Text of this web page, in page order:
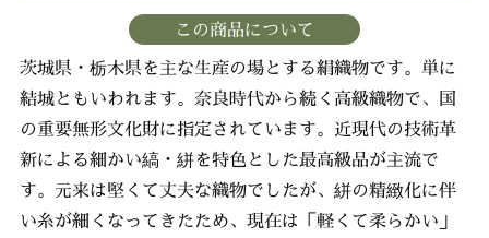
この商品について
茨城県・栃木県を主な生産の場とする絹織物です。単に
結城ともいわれます。奈良時代から続く高級織物で、国
の重要無形文化財に指定されています。近現代の技術革
新による細かい縞・絣を特色とした最高級品が主流で
す。元来は堅くて丈夫な織物でしたが、絣の精緻化に伴
い糸が細くなってきたため、現在は「軽くて柔らかい」